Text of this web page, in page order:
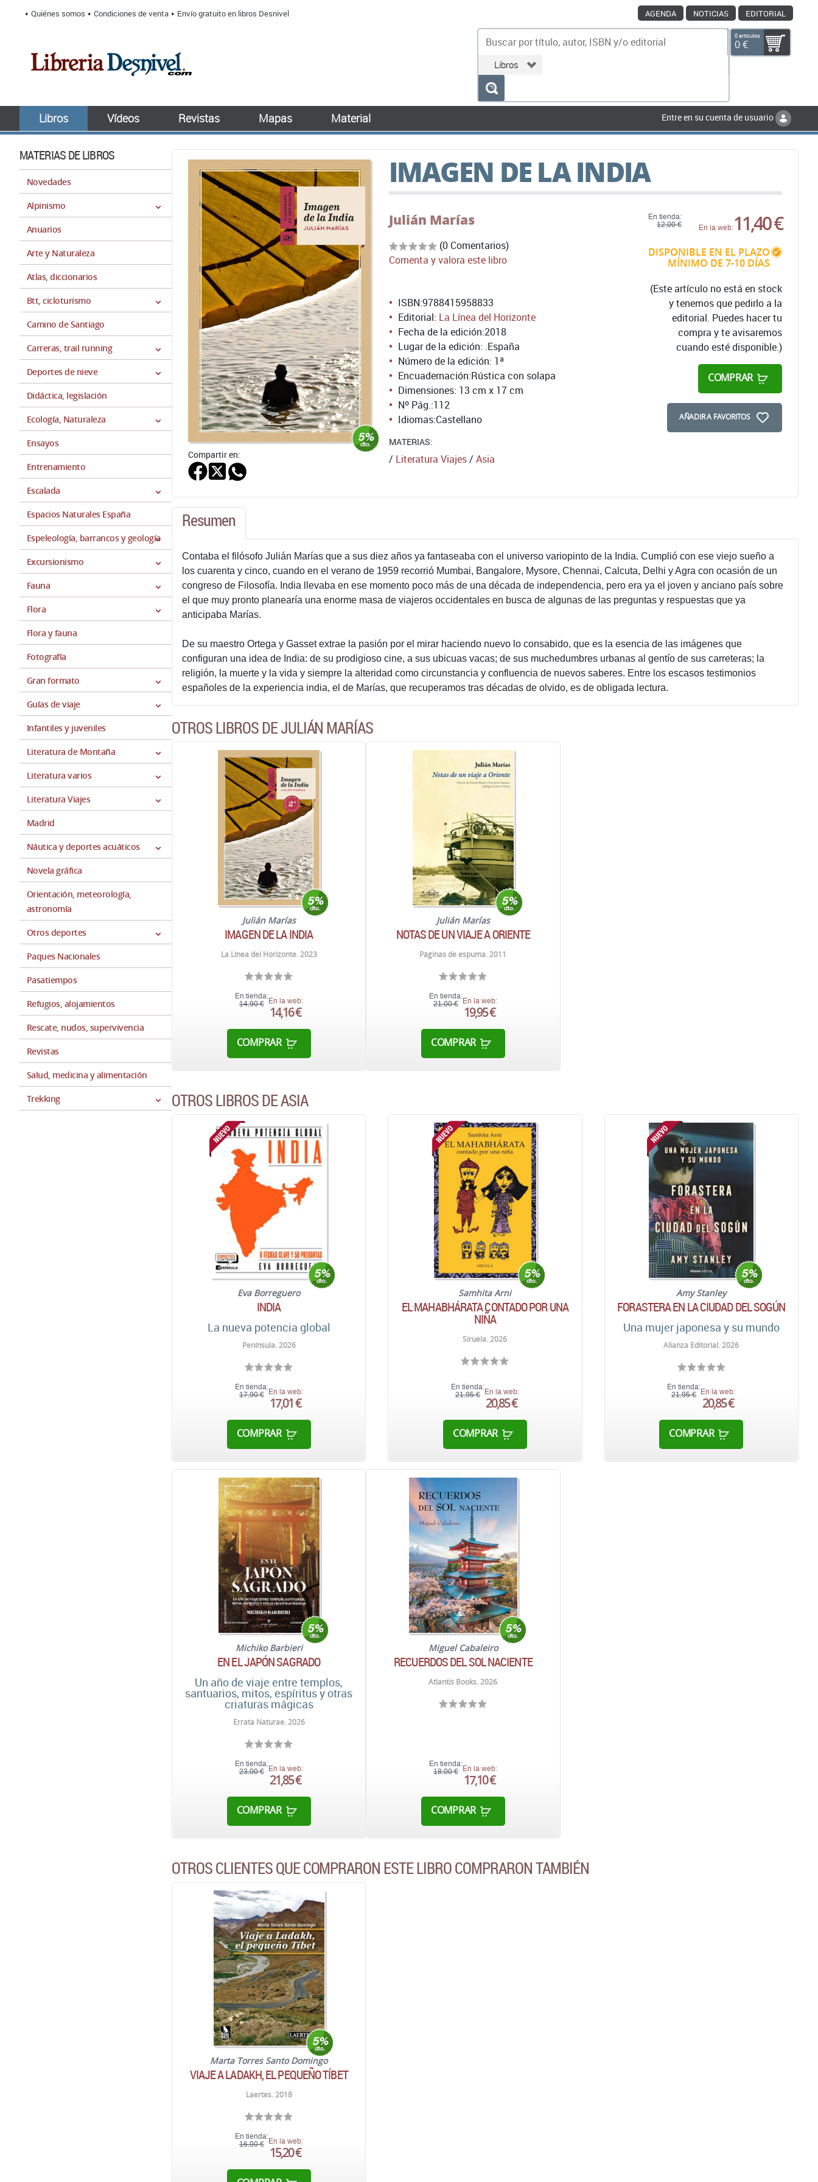
Quiénes somos Condiciones de venta Envío gratuito en libros Desnivel AGENDA NOTICIAS EDITORIAL
0 artículos
0 €
Libros Vídeos Revistas Mapas Material Entre en su cuenta de usuario
MATERIAS DE LIBROS
Novedades
Alpinismo
Anuarios
Arte y Naturaleza
Atlas, diccionarios
Btt, cicloturismo
Camino de Santiago
Carreras, trail running
Deportes de nieve
Didáctica, legislación
Ecología, Naturaleza
Ensayos
Entrenamiento
Escalada
Espacios Naturales España
Espeleología, barrancos y geología
Excursionismo
Fauna
Flora
Flora y fauna
Fotografía
Gran formato
Guías de viaje
Infantiles y juveniles
Literatura de Montaña
Literatura varios
Literatura Viajes
Madrid
Náutica y deportes acuáticos
Novela gráfica
Orientación, meteorología,
astronomía
Otros deportes
Paques Nacionales
Pasatiempos
Refugios, alojamientos
Rescate, nudos, supervivencia
Revistas
Salud, medicina y alimentación
Trekking
IMAGEN DE LA INDIA
Compartir en:
Julián Marías
(0 Comentarios)
Comenta y valora este libro
En tienda:
12,00 €
En la web:11,40 €
DISPONIBLE EN EL PLAZO
MÍNIMO DE 7-10 DÍAS
(Este artículo no está en stock
y tenemos que pedirlo a la
editorial. Puedes hacer tu
compra y te avisaremos
cuando esté disponible.)
COMPRAR
AÑADIR A FAVORITOS
ISBN:9788415958833
Editorial: La Línea del Horizonte
Fecha de la edición:2018
Lugar de la edición: .España
Número de la edición: 1ª
Encuadernación:Rústica con solapa
Dimensiones: 13 cm x 17 cm
Nº Pág.:112
Idiomas:Castellano
MATERIAS:
/ Literatura Viajes/ Asia
Resumen
Contaba el filósofo Julián Marías que a sus diez años ya fantaseaba con el universo variopinto de la India. Cumplió con ese viejo sueño a
los cuarenta y cinco, cuando en el verano de 1959 recorrió Mumbai, Bangalore, Mysore, Chennai, Calcuta, Delhi y Agra con ocasión de un
congreso de Filosofía. India llevaba en ese momento poco más de una década de independencia, pero era ya el joven y anciano país sobre
el que muy pronto planearía una enorme masa de viajeros occidentales en busca de algunas de las preguntas y respuestas que ya
anticipaba Marías.
De su maestro Ortega y Gasset extrae la pasión por el mirar haciendo nuevo lo consabido, que es la esencia de las imágenes que
configuran una idea de India: de su prodigioso cine, a sus ubicuas vacas; de sus muchedumbres urbanas al gentío de sus carreteras; la
religión, la muerte y la vida y siempre la alteridad como circunstancia y confluencia de nuevos saberes. Entre los escasos testimonios
españoles de la experiencia india, el de Marías, que recuperamos tras décadas de olvido, es de obligada lectura.
OTROS LIBROS DE JULIÁN MARÍAS
Julián Marías
IMAGEN DE LA INDIA
La Línea del Horizonte. 2023
En tienda:
14,90 € En la web:
14,16 €
COMPRAR
Julián Marías
NOTAS DE UN VIAJE A ORIENTE
Páginas de espuma. 2011
En tienda:
21,00 € En la web:
19,95 €
COMPRAR
OTROS LIBROS DE ASIA
Eva Borreguero
INDIA
La nueva potencia global
Península. 2026
En tienda:
17,90 € En la web:
17,01 €
COMPRAR
Samhita Arni
EL MAHABHÁRATA CONTADO POR UNA
NIÑA
Siruela. 2026
En tienda:
21,95 € En la web:
20,85 €
COMPRAR
Amy Stanley
FORASTERA EN LA CIUDAD DEL SOGÚN
Una mujer japonesa y su mundo
Alianza Editorial. 2026
En tienda:
21,95 € En la web:
20,85 €
COMPRAR
Michiko Barbieri
EN EL JAPÓN SAGRADO
Un año de viaje entre templos,
santuarios, mitos, espíritus y otras
criaturas mágicas
Errata Naturae. 2026
En tienda:
23,00 € En la web:
21,85 €
COMPRAR
Miguel Cabaleiro
RECUERDOS DEL SOL NACIENTE
Atlantis Books. 2026
En tienda:
18,00 € En la web:
17,10 €
COMPRAR
OTROS CLIENTES QUE COMPRARON ESTE LIBRO COMPRARON TAMBIÉN
Marta Torres Santo Domingo
VIAJE A LADAKH, EL PEQUEÑO TÍBET
Laertes. 2018
En tienda:
16,00 € En la web:
15,20 €